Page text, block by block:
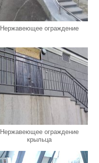
Нержавеющее ограждение
Нержавеющее ограждение
крыльца